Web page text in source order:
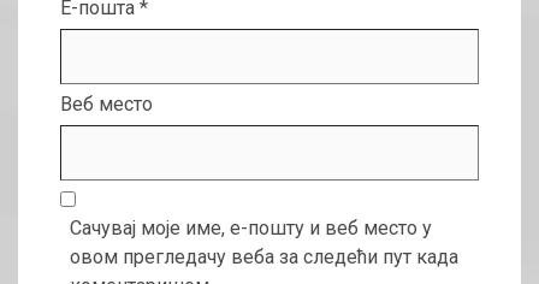
Е-пошта *
Веб место
Сачувај моје име, е-пошту и веб место у
овом прегледачу веба за следећи пут када